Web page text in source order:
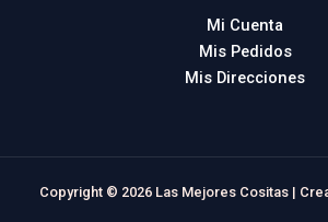
Mi Cuenta
Mis Pedidos
Mis Direcciones
Copyright © 2026 Las Mejores Cositas |